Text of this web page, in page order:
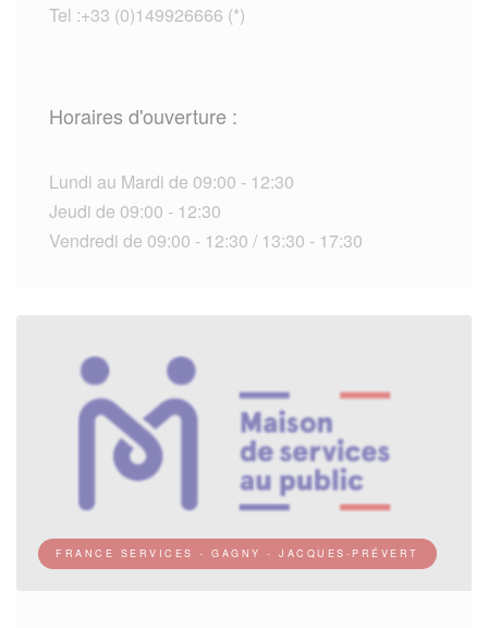
Tel :+33 (0)149926666 (*)
Horaires d'ouverture :
Lundi au Mardi de 09:00 - 12:30
Jeudi de 09:00 - 12:30
Vendredi de 09:00 - 12:30 / 13:30 - 17:30
FRANCE SERVICES - GAGNY - JACQUES-PRÉVERT